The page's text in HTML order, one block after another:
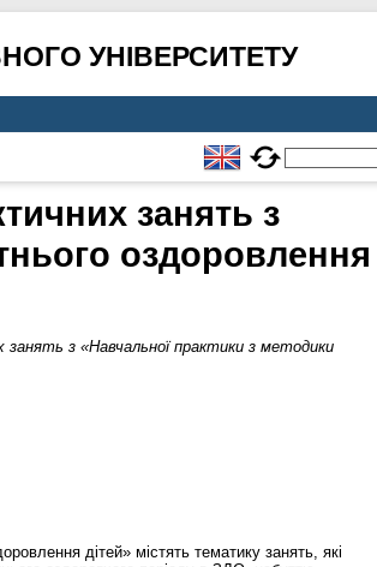
УНІВЕРСИТЕТУ
занять з
оздоровлення
з «Навчальної практики з методики
дітей» містять тематику занять, які